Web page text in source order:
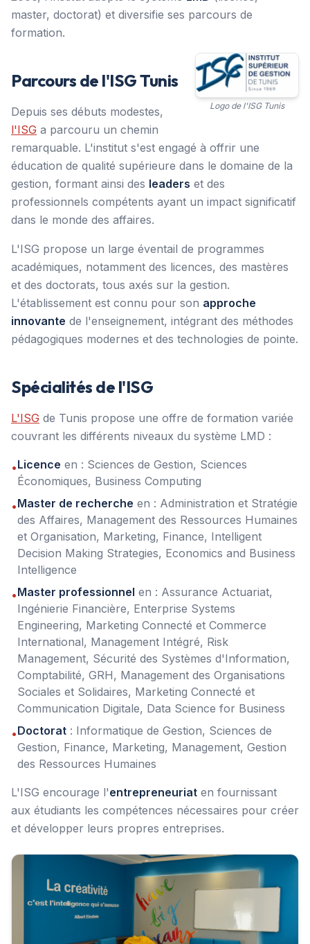
master, doctorat) et diversifie ses parcours de
formation.
Logo de l'ISG Tunis
Parcours de l'ISG Tunis
Depuis ses débuts modestes,
l'ISG a parcouru un chemin
remarquable. L'institut s'est engagé à offrir une
éducation de qualité supérieure dans le domaine de la
gestion, formant ainsi des leaders et des
professionnels compétents ayant un impact significatif
dans le monde des affaires.
L'ISG propose un large éventail de programmes
académiques, notamment des licences, des mastères
et des doctorats, tous axés sur la gestion.
L'établissement est connu pour son approche
innovante de l'enseignement, intégrant des méthodes
pédagogiques modernes et des technologies de pointe.
Spécialités de l'ISG
L'ISG de Tunis propose une offre de formation variée
couvrant les différents niveaux du système LMD :
•Licence en : Sciences de Gestion, Sciences
Économiques, Business Computing
•Master de recherche en : Administration et Stratégie
des Affaires, Management des Ressources Humaines
et Organisation, Marketing, Finance, Intelligent
Decision Making Strategies, Economics and Business
Intelligence
•Master professionnel en : Assurance Actuariat,
Ingénierie Financière, Enterprise Systems
Engineering, Marketing Connecté et Commerce
International, Management Intégré, Risk
Management, Sécurité des Systèmes d'Information,
Comptabilité, GRH, Management des Organisations
Sociales et Solidaires, Marketing Connecté et
Communication Digitale, Data Science for Business
•Doctorat : Informatique de Gestion, Sciences de
Gestion, Finance, Marketing, Management, Gestion
des Ressources Humaines
L'ISG encourage l'entrepreneuriat en fournissant
aux étudiants les compétences nécessaires pour créer
et développer leurs propres entreprises.